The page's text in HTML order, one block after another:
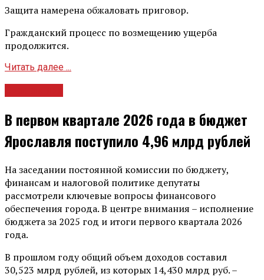
Защита намерена обжаловать приговор.
Гражданский процесс по возмещению ущерба
продолжится.
Читать далее ...
В первом квартале 2026 года в бюджет
Ярославля поступило 4,96 млрд рублей
На заседании постоянной комиссии по бюджету,
финансам и налоговой политике депутаты
рассмотрели ключевые вопросы финансового
обеспечения города. В центре внимания – исполнение
бюджета за 2025 год и итоги первого квартала 2026
года.
В прошлом году общий объем доходов составил
30,523 млрд рублей, из которых 14,430 млрд руб. –